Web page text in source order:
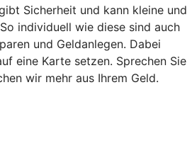
Sicherheit und kann kleine und
individuell wie diese sind auch
und Geldanlegen. Dabei
eine Karte setzen. Sprechen Sie
wir mehr aus Ihrem Geld.